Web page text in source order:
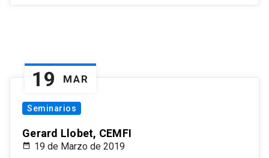
19 MAR
Seminarios
Gerard Llobet, CEMFI
19 de Marzo de 2019